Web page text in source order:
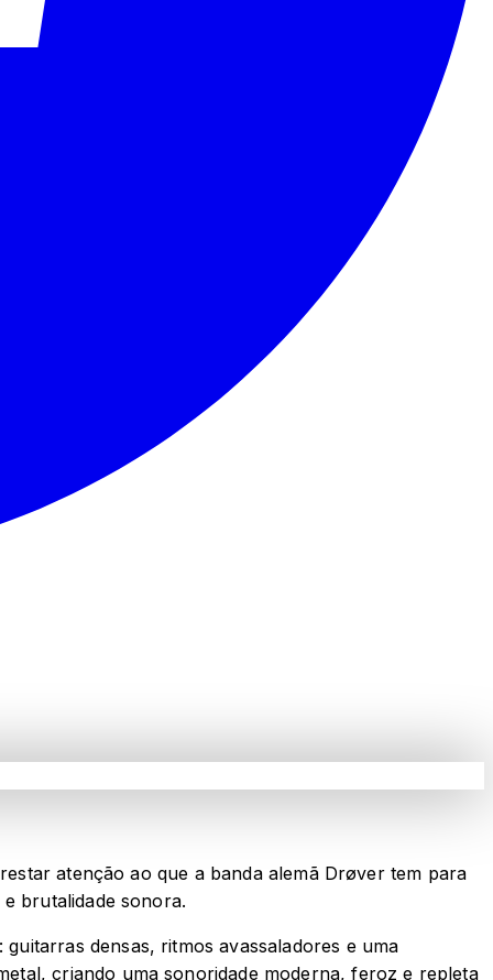
atenção ao que a banda alemã Drøver tem para
brutalidade sonora.
densas, ritmos avassaladores e uma
criando uma sonoridade moderna, feroz e repleta